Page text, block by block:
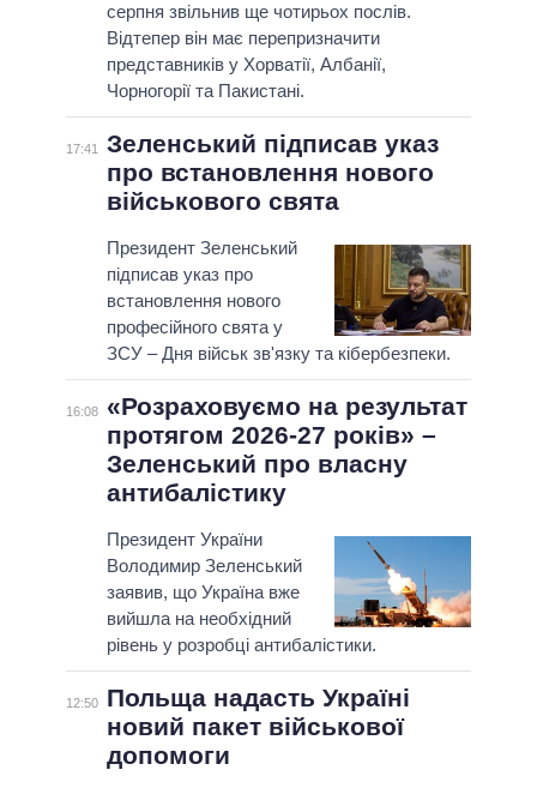
серпня звільнив ще чотирьох послів.
Відтепер він має перепризначити
представників у Хорватії, Албанії,
Чорногорії та Пакистані.
17:41
Зеленський підписав указ
про встановлення нового
військового свята
Президент Зеленський
підписав указ про
встановлення нового
професійного свята у
ЗСУ – Дня військ зв'язку та кібербезпеки.
16:08
«Розраховуємо на результат
протягом 2026-27 років» –
Зеленський про власну
антибалістику
Президент України
Володимир Зеленський
заявив, що Україна вже
вийшла на необхідний
рівень у розробці антибалістики.
12:50
Польща надасть Україні
новий пакет військової
допомоги